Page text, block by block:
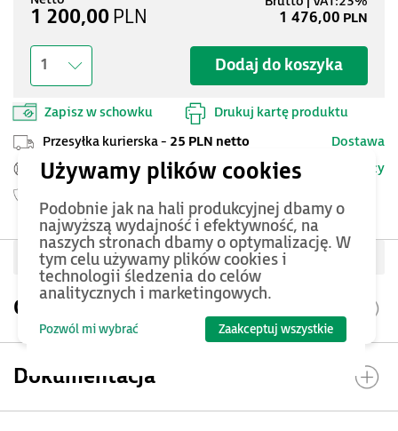
Dodaj do koszyka
1
Zapisz w schowku Drukuj kartę produktu
1 200,00 PLN 1 476,00 PLN
Przesyłka kurierska - 25 PLN netto
Dostawa
Pomoc Techniczna ASTOR
Szczegóły
Oceń produkt
Opis produktu
Dokumentacja
Podobnie jak na hali produkcyjnej dbamy o
najwyższą wydajność i efektywność, na
naszych stronach dbamy o optymalizację. W
tym celu używamy plików cookies i
technologii śledzenia do celów
analitycznych i marketingowych.
Pozwól mi wybrać Zaakceptuj wszystkie